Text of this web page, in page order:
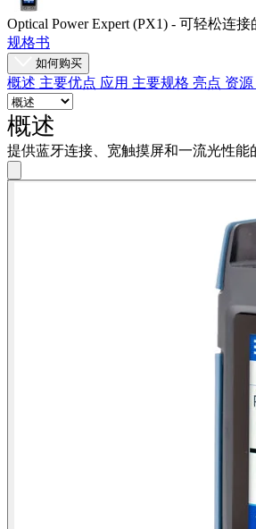
购
买
资
源
联
系
注登
Optical Power Expert (PX1) - 可轻松连
规格书
如何购买
概述 主要优点 应用 主要规格 亮点 资源
概述
提供蓝牙连接、宽触摸屏和一流光性能